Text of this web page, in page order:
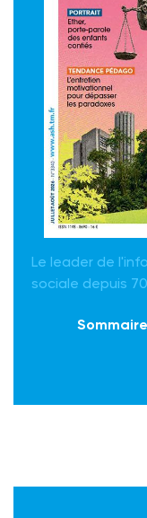
Le leader de
sociale depuis
Sommaire